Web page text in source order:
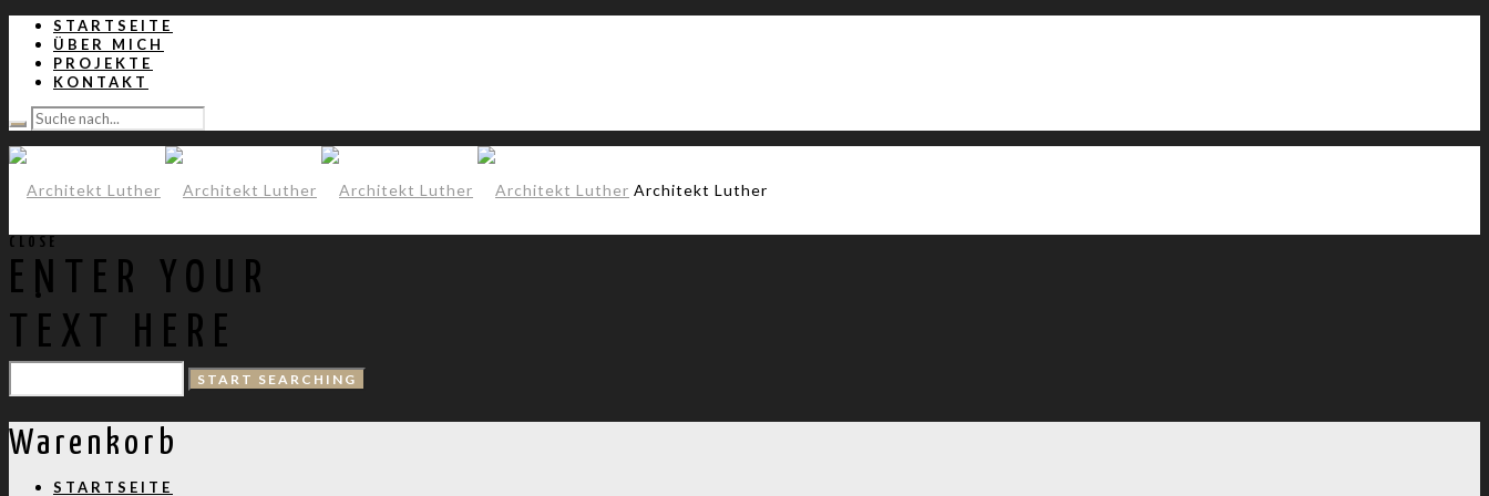
STARTSEITE
ÜBER MICH
PROJEKTE
KONTAKT
Architekt Luther
STARTSEITE
CLOSE
ENTER YOUR
TEXT HERE
Warenkorb